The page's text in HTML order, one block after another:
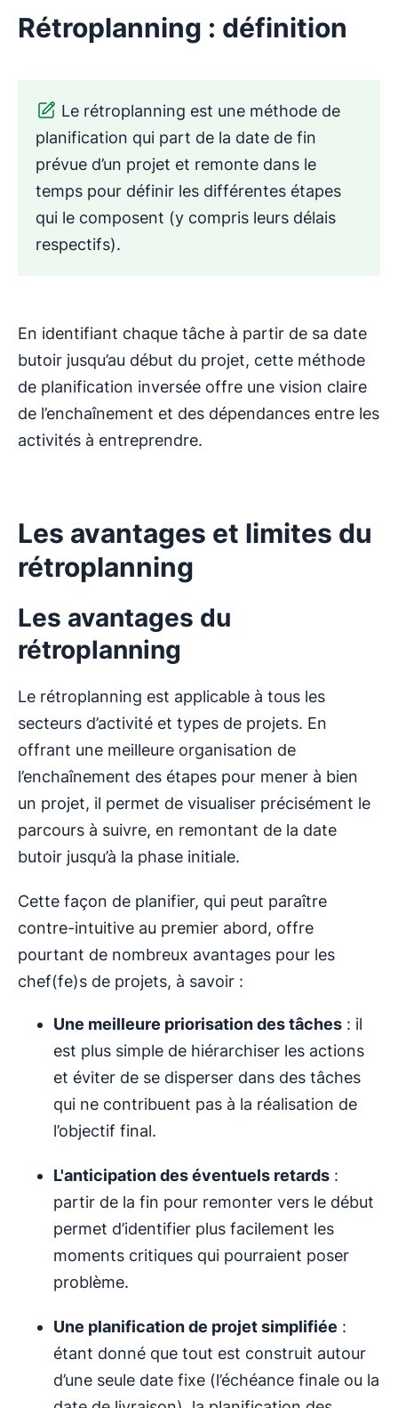
Rétroplanning : définition
Le rétroplanning est une méthode de
planification qui part de la date de fin
prévue d’un projet et remonte dans le
temps pour définir les différentes étapes
qui le composent (y compris leurs délais
respectifs).
En identifiant chaque tâche à partir de sa date
butoir jusqu’au début du projet, cette méthode
de planification inversée offre une vision claire
de l’enchaînement et des dépendances entre les
activités à entreprendre.
Les avantages et limites du
rétroplanning
Les avantages du
rétroplanning
Le rétroplanning est applicable à tous les
secteurs d’activité et types de projets. En
offrant une meilleure organisation de
l’enchaînement des étapes pour mener à bien
un projet, il permet de visualiser précisément le
parcours à suivre, en remontant de la date
butoir jusqu’à la phase initiale.
Cette façon de planifier, qui peut paraître
contre-intuitive au premier abord, offre
pourtant de nombreux avantages pour les
chef(fe)s de projets, à savoir :
Une meilleure priorisation des tâches : il
est plus simple de hiérarchiser les actions
et éviter de se disperser dans des tâches
qui ne contribuent pas à la réalisation de
l’objectif final.
L'anticipation des éventuels retards :
partir de la fin pour remonter vers le début
permet d’identifier plus facilement les
moments critiques qui pourraient poser
problème.
Une planification de projet simplifiée :
étant donné que tout est construit autour
d’une seule date fixe (l’échéance finale ou la